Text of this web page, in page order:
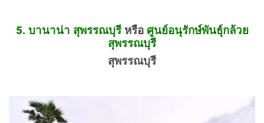
5. บานาน่า สุพรรณบุรี หรือ ศูนย์อนุรักษ์พันธุ์กล้วย
สุพรรณบุรี
สุพรรณบุรี